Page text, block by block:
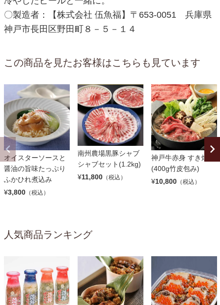
〇製造者：【株式会社 伍魚福】〒653-0051 兵庫県
神戸市長田区野田町８－５－１４
この商品を見たお客様はこちらも見ています
オイスターソースと
醤油の旨味たっぷり
ふかひれ煮込み
¥3,800 （税込）
南州農場黒豚シャブ
シャブセット(1.2kg)
¥11,800 （税込）
神戸牛赤身 すき焼き
(400g竹皮包み)
¥10,800 （税込）
人気商品ランキング